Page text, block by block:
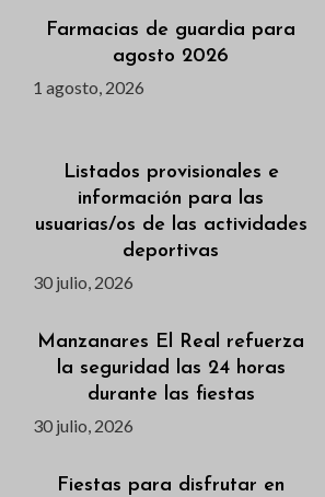
Farmacias de guardia para
agosto 2026
1 agosto, 2026
Listados provisionales e
información para las
usuarias/os de las actividades
deportivas
30 julio, 2026
Manzanares El Real refuerza
la seguridad las 24 horas
durante las fiestas
30 julio, 2026
Fiestas para disfrutar en